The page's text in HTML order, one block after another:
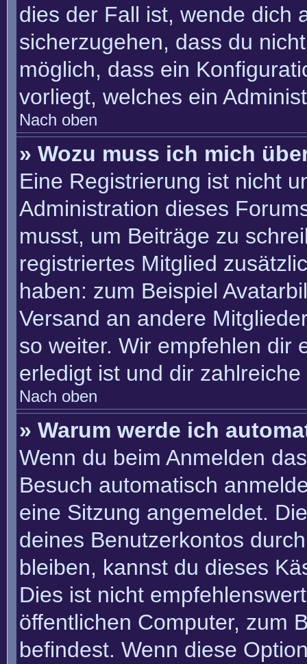
dies der Fall ist, wende dich
sicherzugehen, dass du
möglich, dass ein
vorliegt, welches ein
Nach oben
» Wozu muss ich mich
Eine Registrierung ist nicht
Administration dieses
musst, um Beiträge zu
registriertes Mitglied
haben: zum Beispiel
Versand an andere
so weiter. Wir empfehlen dir
erledigt ist und dir
Nach oben
» Warum werde ich
Wenn du beim Anmelden
Besuch automatisch
eine Sitzung angemeldet.
deines Benutzerkontos
bleiben, kannst du dieses
Dies ist nicht
öffentlichen Computer, zum
befindest. Wenn diese